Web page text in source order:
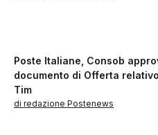
Poste Italiane, Consob
documento di Offerta
Tim
di redazione Postenews